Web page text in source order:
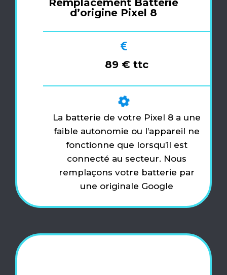
d’origine Pixel 8
89 € ttc
La batterie de votre Pixel 8 a une
faible autonomie ou l’appareil ne
fonctionne que lorsqu’il est
connecté au secteur. Nous
remplaçons votre batterie par
une originale Google